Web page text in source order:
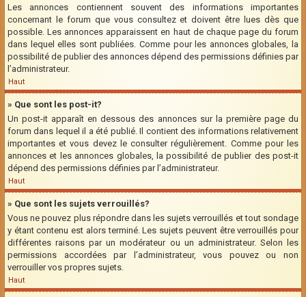
Les annonces contiennent souvent des informations importantes
concernant le forum que vous consultez et doivent être lues dès que
possible. Les annonces apparaissent en haut de chaque page du forum
dans lequel elles sont publiées. Comme pour les annonces globales, la
possibilité de publier des annonces dépend des permissions définies par
l’administrateur.
Haut
» Que sont les post-it?
Un post-it apparaît en dessous des annonces sur la première page du
forum dans lequel il a été publié. Il contient des informations relativement
importantes et vous devez le consulter régulièrement. Comme pour les
annonces et les annonces globales, la possibilité de publier des post-it
dépend des permissions définies par l’administrateur.
Haut
» Que sont les sujets verrouillés?
Vous ne pouvez plus répondre dans les sujets verrouillés et tout sondage
y étant contenu est alors terminé. Les sujets peuvent être verrouillés pour
différentes raisons par un modérateur ou un administrateur. Selon les
permissions accordées par l’administrateur, vous pouvez ou non
verrouiller vos propres sujets.
Haut